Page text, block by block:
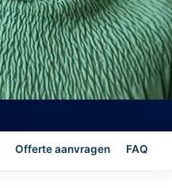
Offerte aanvragen FAQ